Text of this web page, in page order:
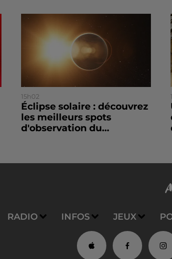
15h02
Éclipse solaire : découvrez
les meilleurs spots
d'observation du...
RADIO INFOS JEUX